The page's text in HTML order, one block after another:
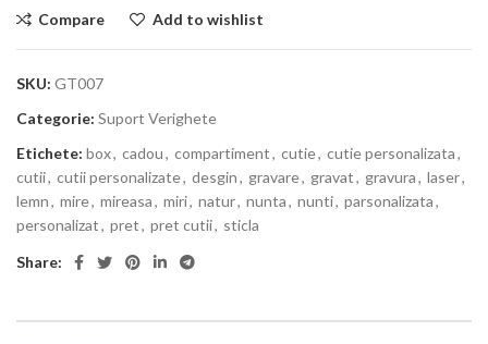
Compare Add to wishlist
SKU: GT007
Categorie: Suport Verighete
Etichete: box, cadou, compartiment, cutie, cutie personalizata,
cutii, cutii personalizate, desgin, gravare, gravat, gravura, laser,
lemn, mire, mireasa, miri, natur, nunta, nunti, parsonalizata,
personalizat, pret, pret cutii, sticla
Share: